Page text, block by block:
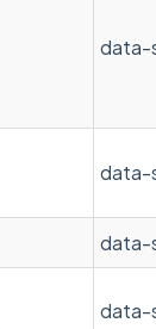
data-
data-
data-
data-